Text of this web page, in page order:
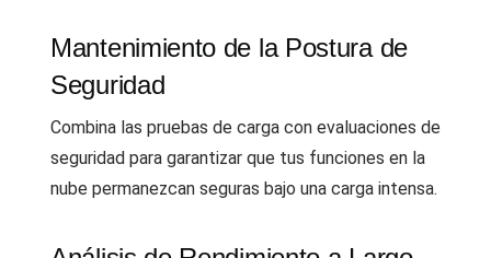
Mantenimiento de la Postura de
Seguridad
Combina las pruebas de carga con evaluaciones de
seguridad para garantizar que tus funciones en la
nube permanezcan seguras bajo una carga intensa.